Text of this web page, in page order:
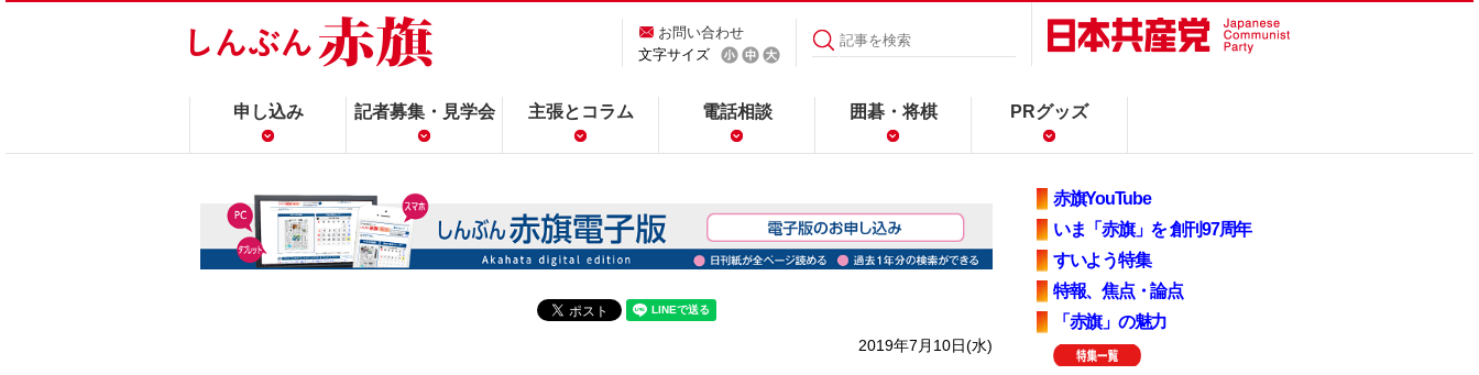
お問い合わせ
文字サイズ
申し込み 記者募集・見学会 主張とコラム 電話相談 囲碁・将棋 PRグッズ
2019年7月10日(水)
赤旗YouTube
いま「赤旗」を 創刊97周年
すいよう特集
特報、焦点・論点
「赤旗」の魅力